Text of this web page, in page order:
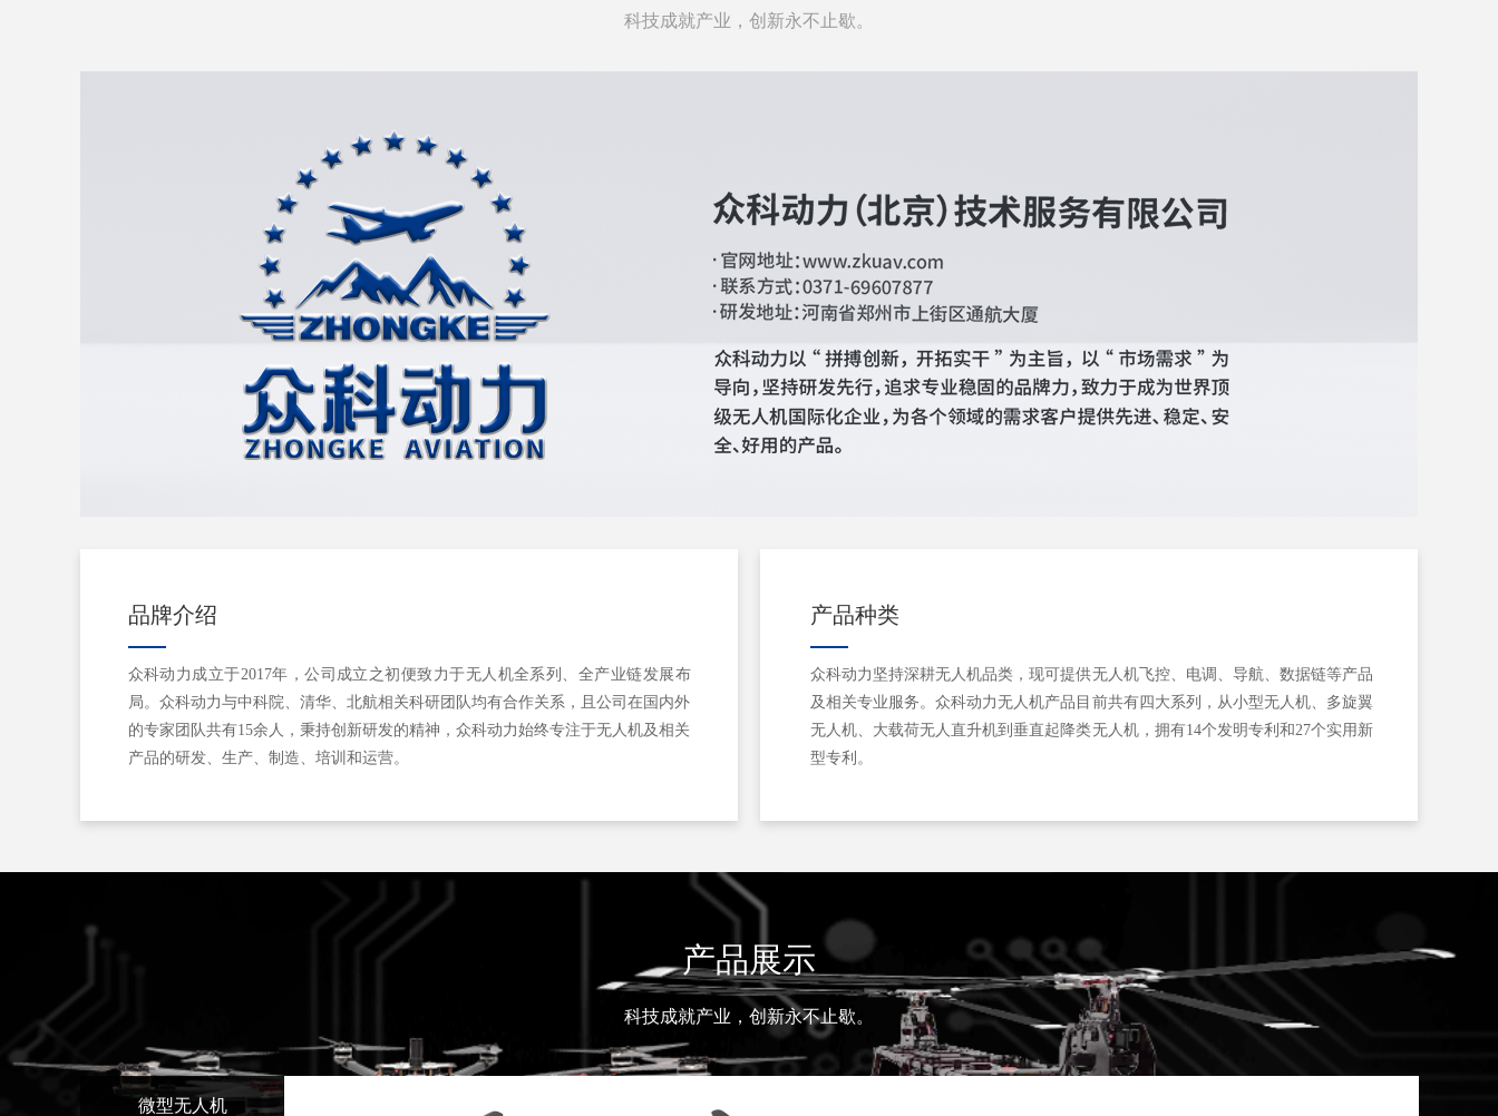
科技成就产业，创新永不止歇。
众科动力成立于2017年，公司成立之初便致力于无人机全系列、全产业链发展布
局。众科动力与中科院、清华、北航相关科研团队均有合作关系，且公司在国内外
的专家团队共有15余人，秉持创新研发的精神，众科动力始终专注于无人机及相关
产品的研发、生产、制造、培训和运营。
产品种类
众科动力坚持深耕无人机品类，现可提供无人机飞控、电调、导航、数据链等产品
及相关专业服务。众科动力无人机产品目前共有四大系列，从小型无人机、多旋翼
无人机、大载荷无人直升机到垂直起降类无人机，拥有14个发明专利和27个实用新
型专利。
品牌介绍
产品展示
科技成就产业，创新永不止歇。
微型无人机